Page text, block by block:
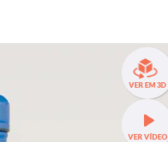
VER EM 3D
VER VÍDEO